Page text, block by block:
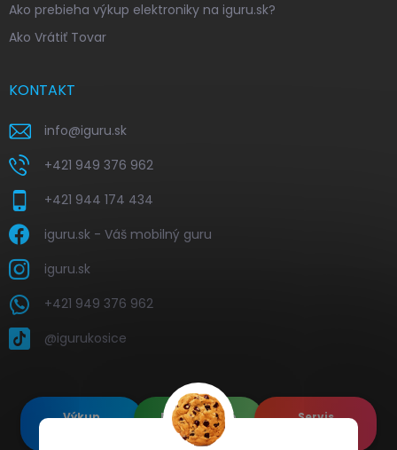
Ako prebieha výkup elektroniky na iguru.sk?
Ako Vrátiť Tovar
KONTAKT
info@iguru.sk
+421 949 376 962
+421 944 174 434
iguru.sk - Váš mobilný guru
iguru.sk
+421 949 376 962
@igurukosice
Výkup
Renovované
Apple's
Servis